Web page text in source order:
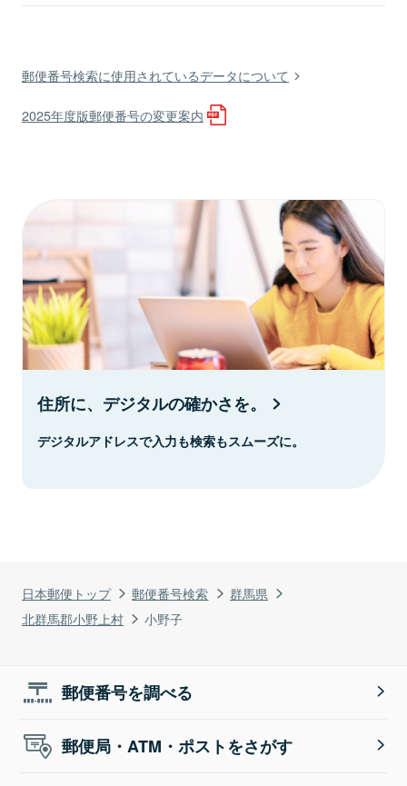
日本郵便トップ 郵便番号検索
群馬県
北群馬郡小野上村
小野子
郵便番号検索に使用されているデータについて
2025年度版郵便番号の変更案内
住所に、デジタルの確かさを。
デジタルアドレスで入力も検索もスムーズに。
郵便番号を調べる
郵便局・ATM・ポストをさがす